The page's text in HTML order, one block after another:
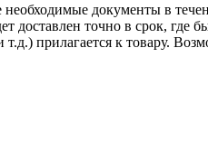
документы в
доставлен точно в срок, где
прилагается к товару.